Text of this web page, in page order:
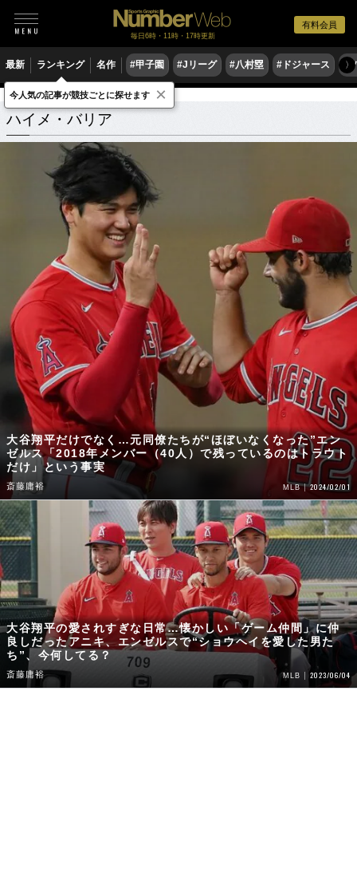
有料会員
毎日6時・11時・17時更新
最新 ランキング 名作 #甲子園 #Jリーグ #八村塁 #ドジャース #
〉
ハイメ・バリア 関連記事
ハイメ・バリア
大谷翔平だけでなく…元同僚たちが“ほぼいなくなった”エン
ゼルス「2018年メンバー（40人）で残っているのはトラウト
だけ」という事実
斎藤庸裕 MLB 2024/02/01
大谷翔平の愛されすぎな日常…懐かしい「ゲーム仲間」に仲
良しだったアニキ、エンゼルスで“ショウヘイを愛した男た
ち”、今何してる？
斎藤庸裕 MLB 2023/06/04
今人気の記事が競技ごとに探せます ×